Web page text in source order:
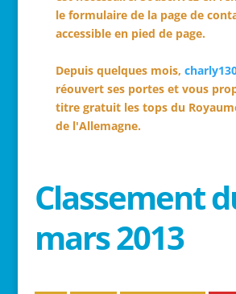
le formulaire de la page de
accessible en pied de page.
Depuis quelques mois,
réouvert ses portes et vous
titre gratuit les tops du
de l'Allemagne.
Classement
mars 2013